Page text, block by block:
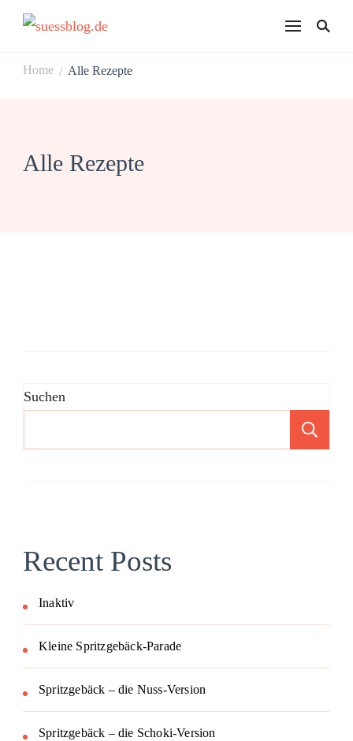
Home / Alle Rezepte
Alle Rezepte
Suchen
Recent Posts
Inaktiv
Kleine Spritzgebäck-Parade
Spritzgebäck – die Nuss-Version
Spritzgebäck – die Schoki-Version